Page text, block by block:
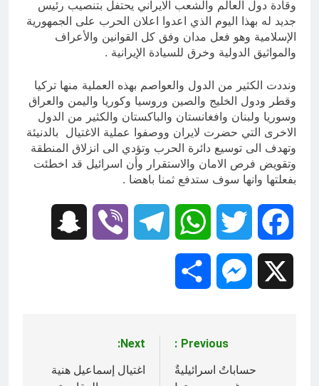
وقادة دول العالم والشعب الايراني يحتفل بتنصيب رئيس
جديد له بهذا اليوم الذي اعدوا اعلان الحرب على الجمهورية
الإسلامية وهو فعل مدان وفق كل القوانين والأعراف
والمواثيق الدولية وخرق للسيادة الإيرانية .
ونددت الكثير من الدول والعواصم بهذه العملية منها تركيا
وقطر ودول الخليج والصين وروسيا وكوريا واليمن والعراق
وسوريا ولبنان وافغانستان والباكستان والكثير من الدول
الاخرى التي حضرت لايران ووصفوا عملية الاغتيال بالدنيئة
وتهدف الى توسيع دائرة الحرب وتؤدي الى انزلاق المنطقة
وتقويض فرص الامان والاستقرار وأن اسرائيل قد اخطئت
بفعلتها وانها سوف ستدفع ثمنا باهضا .
Facebook
Twitter
WhatsApp
Telegram
Viber
Messenger
المقالات
Previous:
حساباتٌ اسرائيليةٌ
Next:
اغتيال إسماعيل هنية